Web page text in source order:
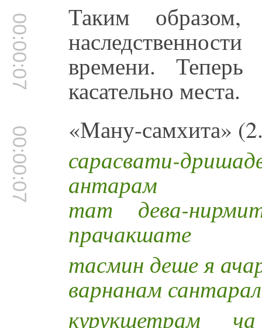
00:00:07 Таким образом,
времени.
касательно места.
00:00:07
«Ману-самхита»
сарасвати-
антарам
тат дева-
прачакшате
тасмин деше я
варнанам
курукшетрам